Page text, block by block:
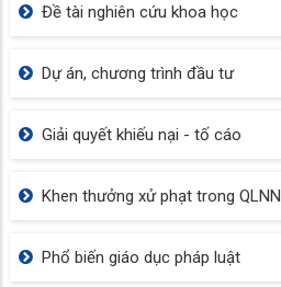
Đề tài nghiên cứu khoa học
Dự án, chương trình đầu tư
Giải quyết khiếu nại - tố cáo
Khen thưởng xử phạt trong QLNN
Phổ biến giáo dục pháp luật